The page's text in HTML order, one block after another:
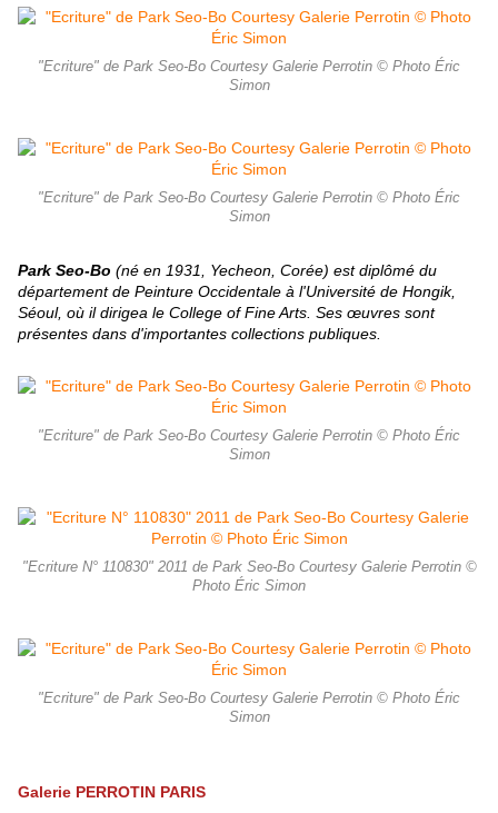
"Ecriture" de Park Seo-Bo Courtesy Galerie Perrotin © Photo Éric
Simon
"Ecriture" de Park Seo-Bo Courtesy Galerie Perrotin © Photo Éric
Simon
Park Seo-Bo (né en 1931, Yecheon, Corée) est diplômé du
départementde Peinture Occidentale à l'Université de Hongik,
Séoul, où il dirigea le College of Fine Arts. Ses œuvres sont
présentes dans d'importantes collections publiques.
"Ecriture" de Park Seo-Bo Courtesy Galerie Perrotin © Photo Éric
Simon
"Ecriture N° 110830" 2011 de Park Seo-Bo Courtesy Galerie Perrotin ©
Photo Éric Simon
"Ecriture" de Park Seo-Bo Courtesy Galerie Perrotin © Photo Éric
Simon
Galerie PERROTIN PARIS